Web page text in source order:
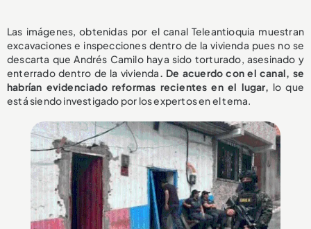
Las imágenes, obtenidas por el canal Teleantioquia muestran
excavaciones e inspecciones dentro de la vivienda pues no se
descarta que Andrés Camilo haya sido torturado, asesinado y
enterrado dentro de la vivienda. De acuerdo con el canal, se
habrían evidenciado reformas recientes en el lugar, lo que
está siendo investigado por los expertos en el tema.